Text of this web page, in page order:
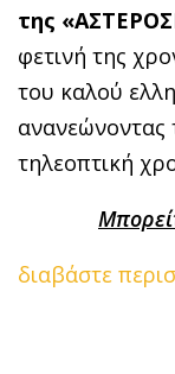
της
φετινή της
του καλού
ανανεώνοντας
τηλεοπτική
διαβάστε